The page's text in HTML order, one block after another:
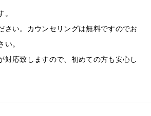
さい。カウンセリングは無料ですのでお
。
対応致しますので、初めての方も安心し